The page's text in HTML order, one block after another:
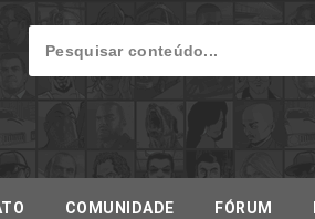
COMUNIDADE FÓRUM